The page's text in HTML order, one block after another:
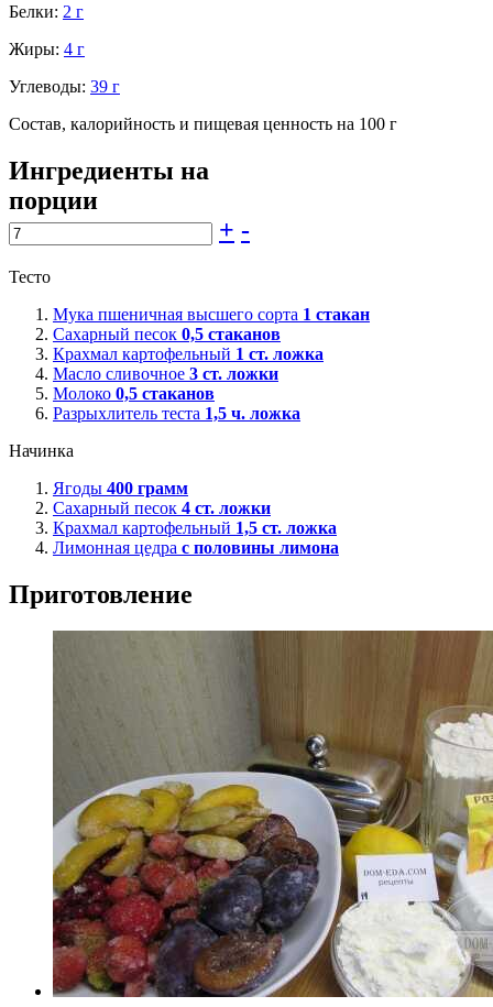
Белки: 2 г
Жиры: 4 г
Углеводы: 39 г
Состав, калорийность и пищевая ценность на 100 г
Ингредиенты на
порции
+ -
Тесто
Мука пшеничная высшего сорта 1 стакан
Сахарный песок 0,5 стаканов
Крахмал картофельный 1 ст. ложка
Масло сливочное 3 ст. ложки
Молоко 0,5 стаканов
Разрыхлитель теста 1,5 ч. ложка
Начинка
Ягоды 400 грамм
Сахарный песок 4 ст. ложки
Крахмал картофельный 1,5 ст. ложка
Лимонная цедра с половины лимона
Приготовление